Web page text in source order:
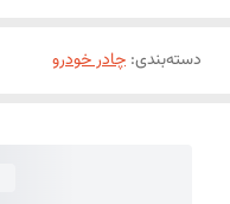
دسته‌بندی: چادر خودرو